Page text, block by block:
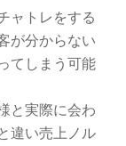
ャトレをする
が分からない
てしまう可能
と実際に会わ
違い売上ノル